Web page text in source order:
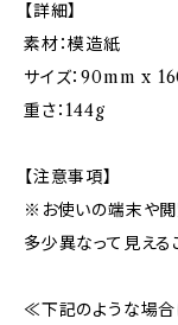
【詳細】
素材：模造紙
サイズ：90mm x
重さ：144g
【注意事項】
※お使いの端末や閲
多少異なって見える
≪下記のような場合